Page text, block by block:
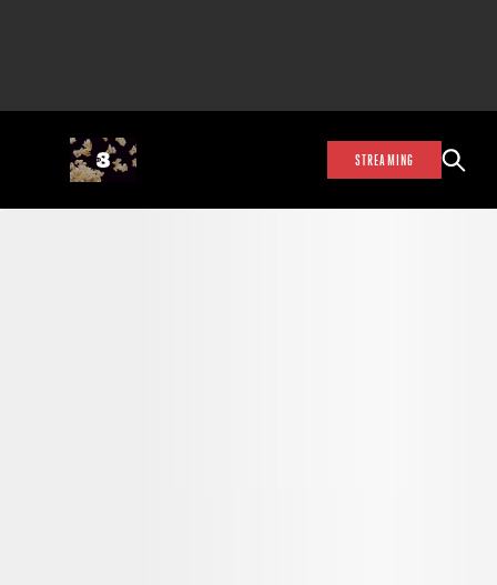
STREAMING